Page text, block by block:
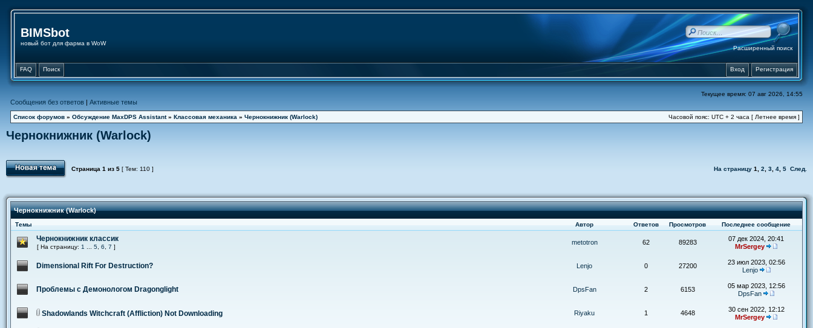
BIMSbot
новый бот для фарма в WoW
Расширенный поиск
FAQ Поиск Регистрация
Вход
Текущее время: 07 авг 2026, 14:55
Сообщения без ответов | Активные темы
Список форумов » Обсуждение MaxDPS Assistant» Классовая механика » Чернокнижник (Warlock) Часовой пояс: UTC + 2 часа [ Летнее время ]
Чернокнижник (Warlock)
Страница 1 из 5 [ Тем: 110 ] На страницу 1 2 3 4 5 След.
Чернокнижник (Warlock)
Темы Автор Ответов Просмотров Последнее сообщение
Чернокнижник классик
[ На страницу: 1 5 6 7 ]
metotron 62 89283
07 дек 2024, 20:41
MrSergey
Dimensional Rift For Destruction? Lenjo 0 27200
23 июл 2023, 02:56
Lenjo
Проблемы с Демонологом Dragonglight DpsFan 2 6153
05 мар 2023, 12:56
DpsFan
Shadowlands Witchcraft (Affliction) Not Downloading Riyaku 1 4648
30 сен 2022, 12:12
MrSergey